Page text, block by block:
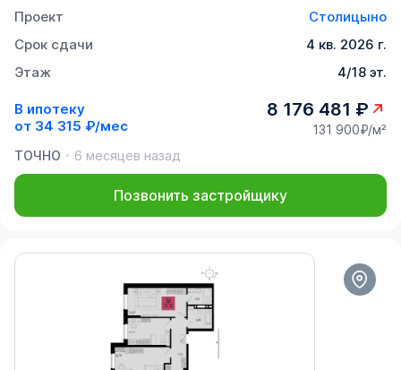
Проект
Столицыно
Срок сдачи
4 кв. 2026 г.
Этаж
4/18 эт.
В ипотеку
от 34 315 ₽/мес
8 176 481 ₽
131 900₽/м²
ТОЧНО
6 месяцев назад
Позвонить застройщику